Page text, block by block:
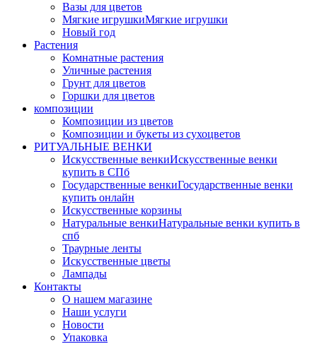
Вазы для цветов
Мягкие игрушкиМягкие игрушки
Новый год
Растения
Комнатные растения
Уличные растения
Грунт для цветов
Горшки для цветов
композиции
Композиции из цветов
Композиции и букеты из сухоцветов
РИТУАЛЬНЫЕ ВЕНКИ
Искусственные венкиИскусственные венки
купить в СПб
Государственные венкиГосударственные венки
купить онлайн
Искусственные корзины
Натуральные венкиНатуральные венки купить в
спб
Траурные ленты
Искусственные цветы
Лампады
Контакты
О нашем магазине
Наши услуги
Новости
Упаковка